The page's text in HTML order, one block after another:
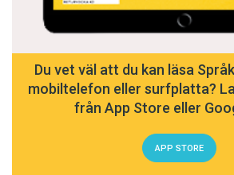
Du vet väl att du kan läsa
mobiltelefon eller surfplatta?
från App Store eller
APP STORE